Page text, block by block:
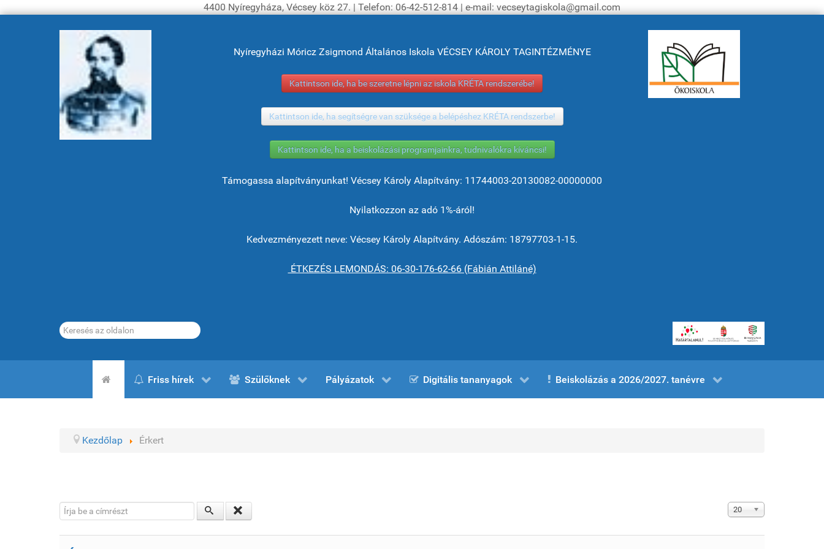
4400 Nyíregyháza, Vécsey köz 27. | Telefon: 06-42-512-814 | e-mail: vecseytagiskola@gmail.com
Nyíregyházi Móricz Zsigmond Általános Iskola VÉCSEY KÁROLY TAGINTÉZMÉNYE
Kattintson ide, ha be szeretne lépni az iskola KRÉTA rendszerébe!
Kattintson ide, ha segítségre van szüksége a belépéshez KRÉTA rendszerbe!
Kattintson ide, ha a beiskolázási programjainkra, tudnivalókra kíváncsi!
Támogassa alapítványunkat! Vécsey Károly Alapítvány: 11744003-20130082-00000000
Nyilatkozzon az adó 1%-áról!
Kedvezményezett neve: Vécsey Károly Alapítvány. Adószám: 18797703-1-15.
ÉTKEZÉS LEMONDÁS: 06-30-176-62-66 (Fábián Attiláné)
Keresés...
Friss hírek Szülőknek Pályázatok Digitális tananyagok Beiskolázás a 2026/2027. tanévre
Kezdőlap Érkert
Írja be a címrészt Tételek #
20